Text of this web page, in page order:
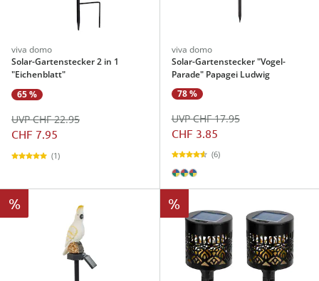
viva domo
Solar-Gartenstecker 2 in 1
"Eichenblatt"
65 %
CHF 7.95
UVP CHF 22.95
(1)
viva domo
Solar-Gartenstecker "Vogel-
Parade" Papagei Ludwig
78 %
CHF 3.85
UVP CHF 17.95
(6)
% %